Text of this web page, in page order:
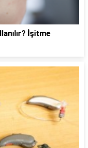
İşitme